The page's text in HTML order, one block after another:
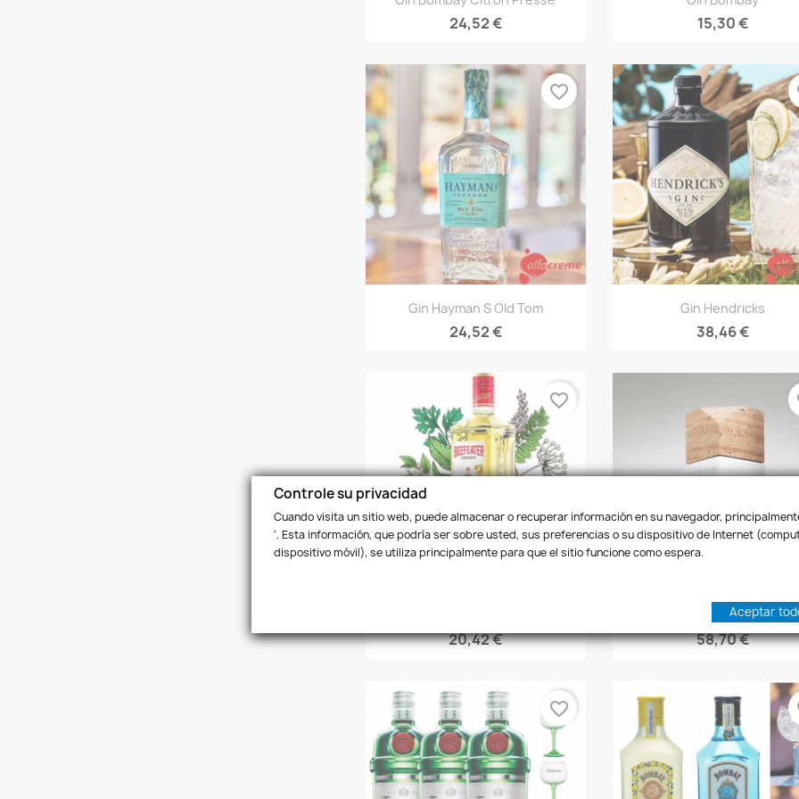
24,52 € 15,30 €
Vista rápida
Gin Hayman S Old Tom
24,52 €
favorite_border
Vista rápida
Gin Hendricks
38,46 €
20,42 €
favorite_border
Vista rápida
Gin Adamus
58,70 €
favorite_border
Controle su privacidad
Cuando visita un sitio web, puede almacenar o recuperar información en su navegador,
'. Esta información, que podría ser sobre usted, sus preferencias o su dispositivo de Internet
dispositivo móvil), se utiliza principalmente para que el sitio funcione como espera.
Aceptar